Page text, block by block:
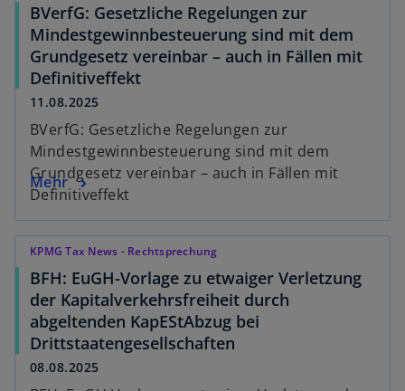
BVerfG: Gesetzliche Regelungen zur
Mindestgewinnbesteuerung sind mit dem
Grundgesetz vereinbar – auch in Fällen mit
Definitiveffekt
11.08.2025
BVerfG: Gesetzliche Regelungen zur
Mindestgewinnbesteuerung sind mit dem
Grundgesetz vereinbar – auch in Fällen mit
Definitiveffekt
Mehr
KPMG Tax News - Rechtsprechung
BFH: EuGH-Vorlage zu etwaiger Verletzung
der Kapitalverkehrsfreiheit durch
abgeltenden KapEStAbzug bei
Drittstaatengesellschaften
08.08.2025